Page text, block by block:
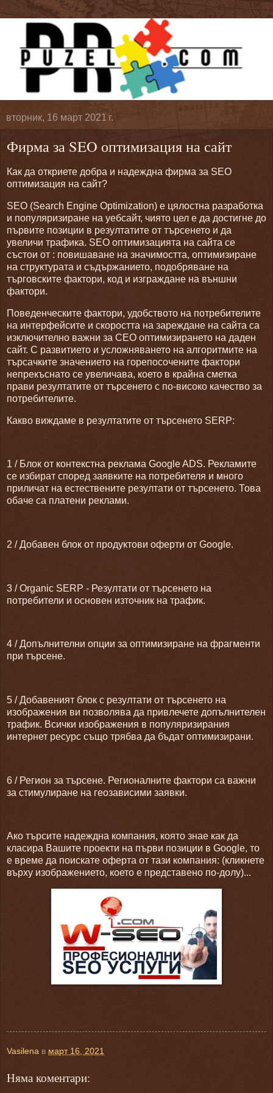
вторник, 16 март 2021 г.
Фирма за SEO оптимизация на сайт
Как да откриете добра и надеждна фирма за SEO
оптимизация на сайт?
SEO (Search Engine Optimization) е цялостна разработка
и популяризиране на уебсайт, чиято цел е да достигне до
първите позиции в резултатите от търсенето и да
увеличи трафика. SEO оптимизацията на сайта се
състои от : повишаване на значимостта, оптимизиране
на структурата и съдържанието, подобряване на
търговските фактори, код и изграждане на външни
фактори.
Поведенческите фактори, удобството на потребителите
на интерфейсите и скоростта на зареждане на сайта са
изключително важни за СЕО оптимизирането на даден
сайт. С развитието и усложняването на алгоритмите на
търсачките значението на горепосочените фактори
непрекъснато се увеличава, което в крайна сметка
прави резултатите от търсенето с по-високо качество за
потребителите.
Какво виждаме в резултатите от търсенето SERP:
1 / Блок от контекстна реклама Google ADS. Рекламите
се избират според заявките на потребителя и много
приличат на естествените резултати от търсенето. Това
обаче са платени реклами.
2 / Добавен блок от продуктови оферти от Google.
3 / Organic SERP - Резултати от търсенето на
потребители и основен източник на трафик.
4 / Допълнителни опции за оптимизиране на фрагменти
при търсене.
5 / Добавеният блок с резултати от търсенето на
изображения ви позволява да привлечете допълнителен
трафик. Всички изображения в популяризирания
интернет ресурс също трябва да бъдат оптимизирани.
6 / Регион за търсене. Регионалните фактори са важни
за стимулиране на геозависими заявки.
Ако търсите надеждна компания, която знае как да
класира Вашите проекти на първи позиции в Google, то
е време да поискате оферта от тази компания: (кликнете
върху изображението, което е представено по-долу)...
Vasilena в март 16, 2021
Няма коментари: